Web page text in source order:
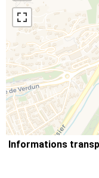
Informations